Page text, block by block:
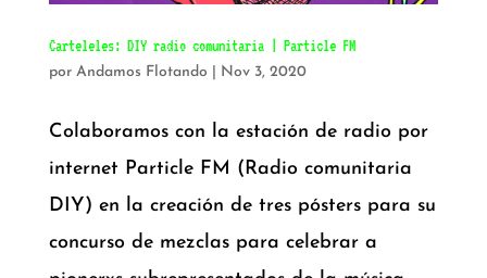
Carteleles: DIY radio comunitaria | Particle FM
por Andamos Flotando Nov 3, 2020
Colaboramos con la estación de radio por
internet Particle FM (Radio comunitaria
DIY) en la creación de tres pósters para su
concurso de mezclas para celebrar a